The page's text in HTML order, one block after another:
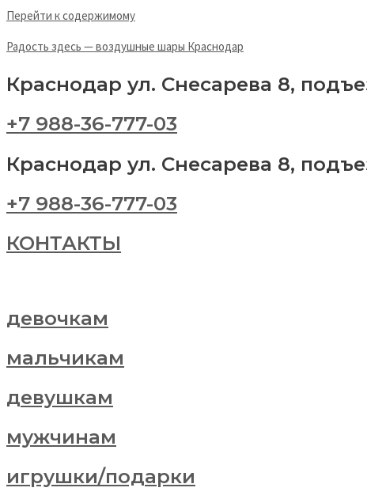
Перейти к содержимому
Радость здесь — воздушные шары Краснодар
Краснодар ул. Снесарева 8,
+7 988-36-777-03
Краснодар ул. Снесарева 8,
+7 988-36-777-03
КОНТАКТЫ
девочкам
мальчикам
девушкам
мужчинам
игрушки/подарки